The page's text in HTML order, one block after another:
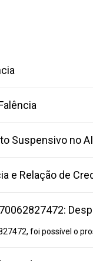
Suspensivo no
e Relação de
foi possível o